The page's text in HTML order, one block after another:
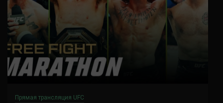
Прямая трансляция UFC